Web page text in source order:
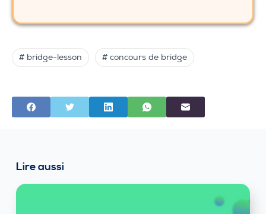
# bridge-lesson # concours de bridge
Lire aussi